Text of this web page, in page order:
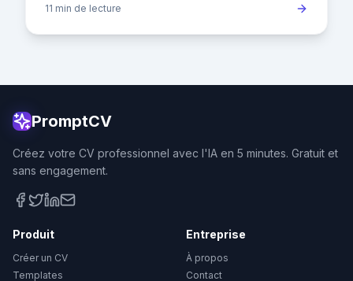
votre CV n'est plus un si
11 min de lecture
PromptCV
Créez votre CV professionnel avec l'IA en 5 minutes. Gratuit et
sans engagement.
Produit
Créer un CV
Templates
Entreprise
À propos
Contact